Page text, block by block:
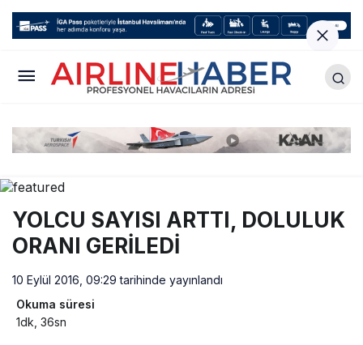
YOLCU SAYISI ARTTI, DOLULUK
ORANI GERİLEDİ
10 Eylül 2016, 09:29 tarihinde yayınlandı
Okuma süresi
1dk, 36sn